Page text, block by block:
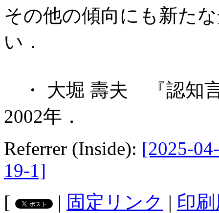
その他の傾向にも新た
い．
・ 大堀 壽夫 『認知
2002年．
Referrer (Inside): [2025-
19-1]
[
| 固定リンク | 印